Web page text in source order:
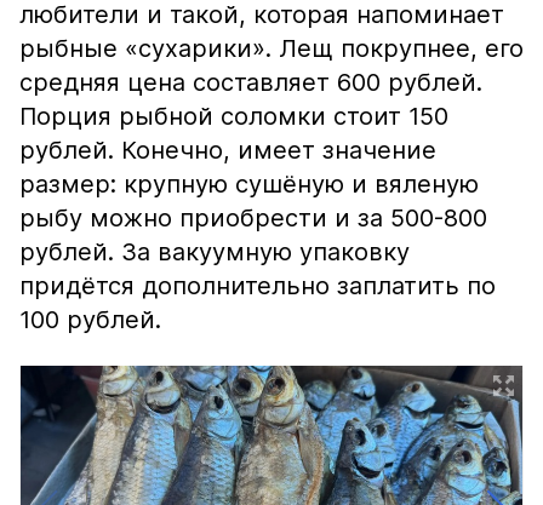
любители и такой, которая напоминает
рыбные «сухарики». Лещ покрупнее, его
средняя цена составляет 600 рублей.
Порция рыбной соломки стоит 150
рублей. Конечно, имеет значение
размер: крупную сушёную и вяленую
рыбу можно приобрести и за 500-800
рублей. За вакуумную упаковку
придётся дополнительно заплатить по
100 рублей.